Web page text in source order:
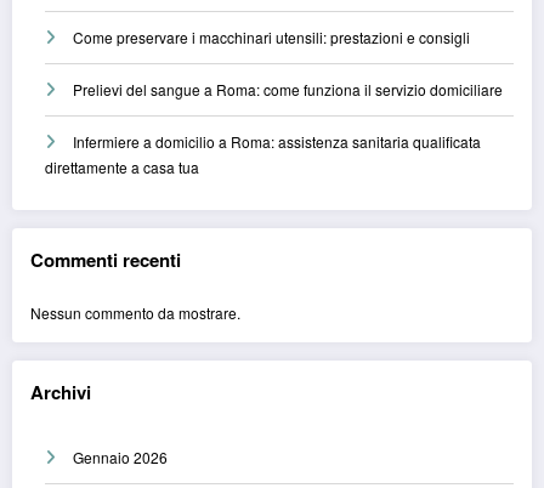
Come preservare i macchinari utensili: prestazioni e consigli
Prelievi del sangue a Roma: come funziona il servizio domiciliare
Infermiere a domicilio a Roma: assistenza sanitaria qualificata
direttamente a casa tua
Commenti recenti
Nessun commento da mostrare.
Archivi
Gennaio 2026